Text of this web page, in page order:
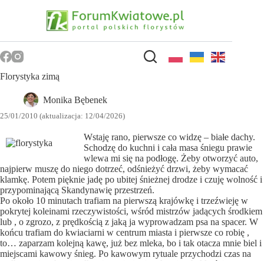
Florystyka zimą
Monika Bębenek
25/01/2010 (aktualizacja: 12/04/2026)
Wstaję rano, pierwsze co widzę – białe dachy.
Schodzę do kuchni i cała masa śniegu prawie
wlewa mi się na podłogę. Żeby otworzyć auto,
najpierw muszę do niego dotrzeć, odśnieżyć drzwi, żeby wymacać
klamkę. Potem pięknie jadę po ubitej śnieżnej drodze i czuję wolność i
przypominającą Skandynawię przestrzeń.
Po około 10 minutach trafiam na pierwszą krajówkę i trzeźwieję w
pokrytej koleinami rzeczywistości, wśród mistrzów jadących środkiem
lub , o zgrozo, z prędkością z jaką ja wyprowadzam psa na spacer. W
końcu trafiam do kwiaciarni w centrum miasta i pierwsze co robię ,
to… zaparzam kolejną kawę, już bez mleka, bo i tak otacza mnie biel i
miejscami kawowy śnieg. Po kawowym rytuale przychodzi czas na